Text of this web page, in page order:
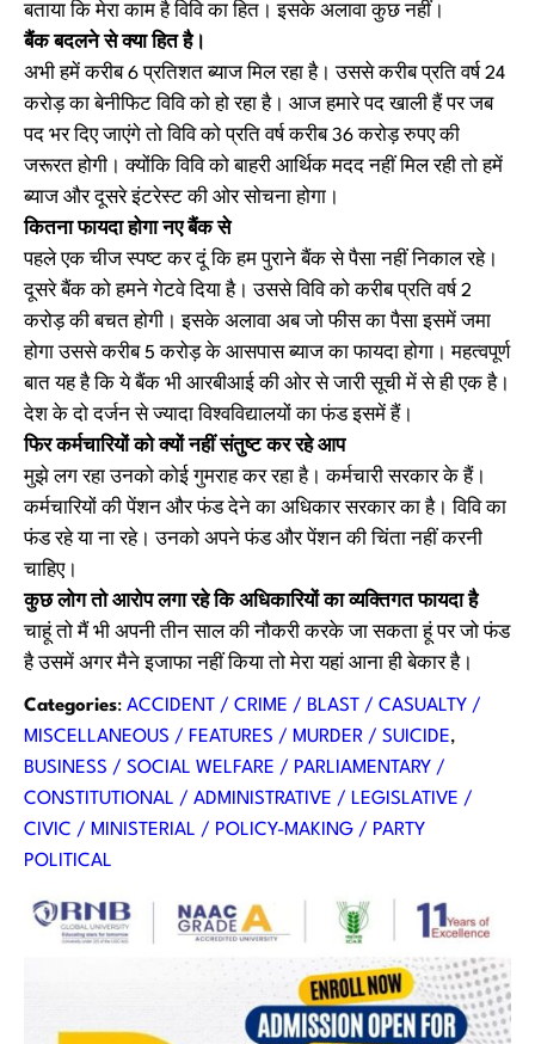
बताया कि मेरा काम है विवि का हित। इसके अलावा कुछ नहीं।
बैंक बदलने से क्या हित है।
अभी हमें करीब 6 प्रतिशत ब्याज मिल रहा है। उससे करीब प्रति वर्ष 24
करोड़ का बेनीफिट विवि को हो रहा है। आज हमारे पद खाली हैं पर जब
पद भर दिए जाएंगे तो विवि को प्रति वर्ष करीब 36 करोड़ रुपए की
जरूरत होगी। क्योंकि विवि को बाहरी आर्थिक मदद नहीं मिल रही तो हमें
ब्याज और दूसरे इंटरेस्ट की ओर सोचना होगा।
कितना फायदा होगा नए बैंक से
पहले एक चीज स्पष्ट कर दूं कि हम पुराने बैंक से पैसा नहीं निकाल रहे।
दूसरे बैंक को हमने गेटवे दिया है। उससे विवि को करीब प्रति वर्ष 2
करोड़ की बचत होगी। इसके अलावा अब जो फीस का पैसा इसमें जमा
होगा उससे करीब 5 करोड़ के आसपास ब्याज का फायदा होगा। महत्वपूर्ण
बात यह है कि ये बैंक भी आरबीआई की ओर से जारी सूची में से ही एक है।
देश के दो दर्जन से ज्यादा विश्वविद्यालयों का फंड इसमें हैं।
फिर कर्मचारियों को क्यों नहीं संतुष्ट कर रहे आप
मुझे लग रहा उनको कोई गुमराह कर रहा है। कर्मचारी सरकार के हैं।
कर्मचारियों की पेंशन और फंड देने का अधिकार सरकार का है। विवि का
फंड रहे या ना रहे। उनको अपने फंड और पेंशन की चिंता नहीं करनी
चाहिए।
कुछ लोग तो आरोप लगा रहे कि अधिकारियों का व्यक्तिगत फायदा है
चाहूं तो मैं भी अपनी तीन साल की नौकरी करके जा सकता हूं पर जो फंड
है उसमें अगर मैने इजाफा नहीं किया तो मेरा यहां आना ही बेकार है।
Categories: ACCIDENT / CRIME / BLAST / CASUALTY /
MISCELLANEOUS / FEATURES / MURDER / SUICIDE
BUSINESS / SOCIAL WELFARE / PARLIAMENTARY /
CONSTITUTIONAL / ADMINISTRATIVE / LEGISLATIVE /
CIVIC / MINISTERIAL / POLICY-MAKING / PARTY
POLITICAL